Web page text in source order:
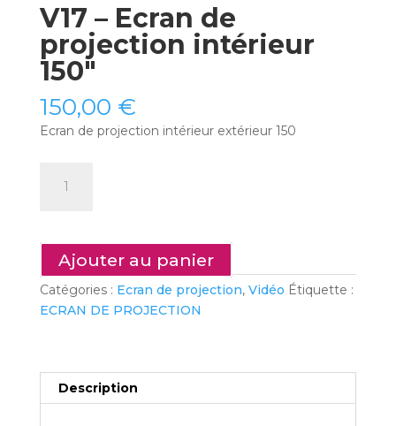
V17 – Ecran de
projection intérieur
150″
150,00 €
Ecran de projection intérieur extérieur 150
Ecran
de
projection
intérieur
Ajouter au panier
Catégories : Ecran de projection, Vidéo Étiquette :
ECRAN DE PROJECTION
Description